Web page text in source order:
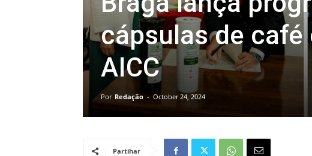
cápsulas de
AICC
Por Redação - October 24, 2024
Partihar